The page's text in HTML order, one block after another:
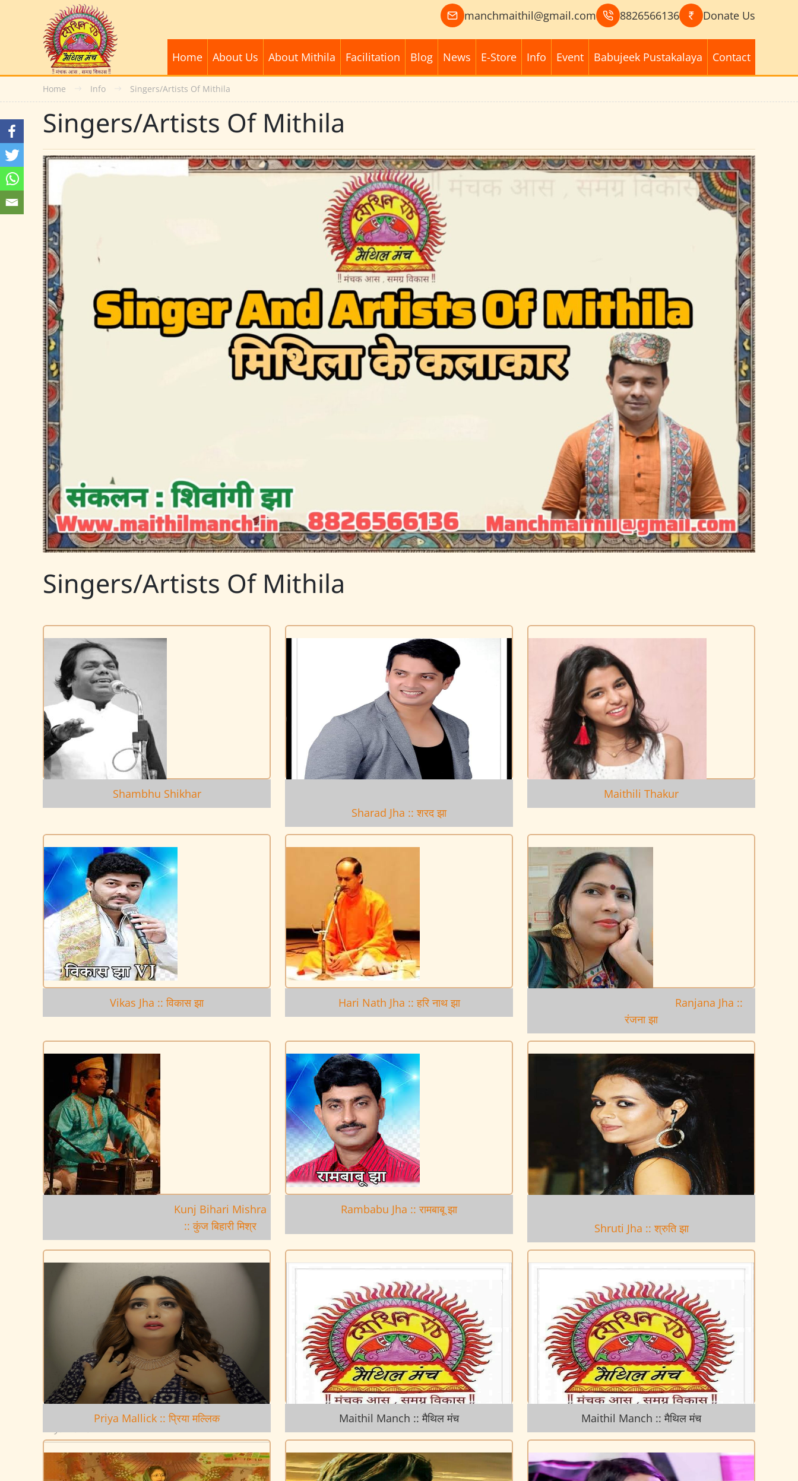
manchmaithil@gmail.com 8826566136 Donate Us
Home About Us About Mithila Facilitation Blog News E-Store Info Event Babujeek Pustakalaya Contact
Home Info Singers/Artists Of Mithila
Singers/Artists Of Mithila
Singers/Artists Of Mithila
Shambhu Shikhar
Sharad Jha :: शरद झा
Maithili Thakur
Vikas Jha :: विकास झा Hari Nath Jha :: हरि नाथ झा
Ranjana Jha ::
रंजना झा
Kunj Bihari Mishra
:: कुंज बिहारी मिश्र
Rambabu Jha :: रामबाबू झा
Shruti Jha :: श्रुति झा
Priya Mallick :: प्रिया मल्लिक Maithil Manch :: मैथिल मंच Maithil Manch :: मैथिल मंच